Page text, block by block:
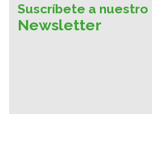
Suscríbete a nuestro
Newsletter